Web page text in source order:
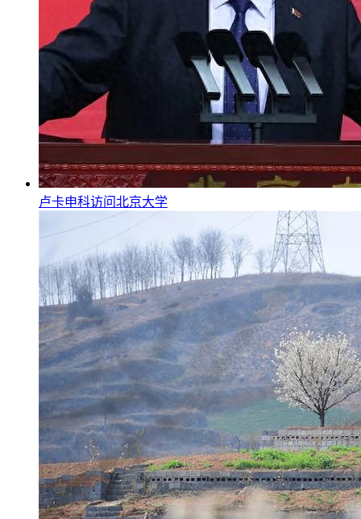
卢卡申科访问北京大学